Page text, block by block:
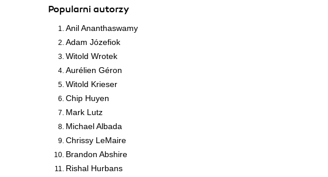
Popularni autorzy
Anil Ananthaswamy
Adam Józefiok
Witold Wrotek
Aurélien Géron
Witold Krieser
Chip Huyen
Mark Lutz
Michael Albada
Chrissy LeMaire
Brandon Abshire
Rishal Hurbans